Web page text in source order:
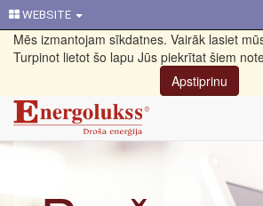
WEBSITE
Mēs izmantojam sīkdatnes. Vairāk lasiet
Turpinot lietot šo lapu Jūs piekrītat šiem
Apstiprinu